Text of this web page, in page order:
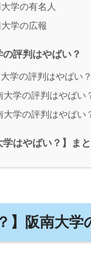
学の有名人
学の広報
の評判はやばい？
学の評判はやばい
大学の評判はやば
大学の評判はやば
学はやばい？】ま
】阪南大学